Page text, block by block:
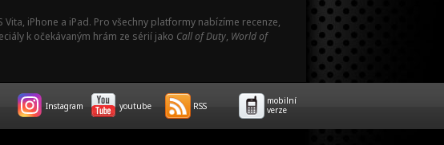
Vita, iPhone a iPad. Pro všechny platformy nabízíme recenze,
k očekávaným hrám ze sérií jako Call of Duty, World of
Instagram youtube RSS
mobilní
verze